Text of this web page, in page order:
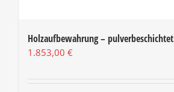
Holzaufbewahrung – pulverbeschichtet
1.853,00 €